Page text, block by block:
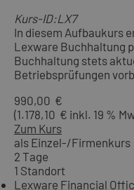
Kurs-ID:LX7
In diesem Aufbaukurs
Lexware Buchhaltung
Buchhaltung stets
Betriebsprüfungen
990,00 €
(1.178,10 € inkl. 19 %
Zum Kurs
als Einzel-/Firmenkurs
2 Tage
1 Standort
Lexware Financial